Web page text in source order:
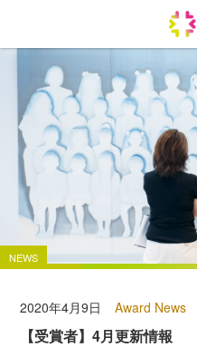
NEWS
2020年4月9日 Award News
【受賞者】4月更新情報